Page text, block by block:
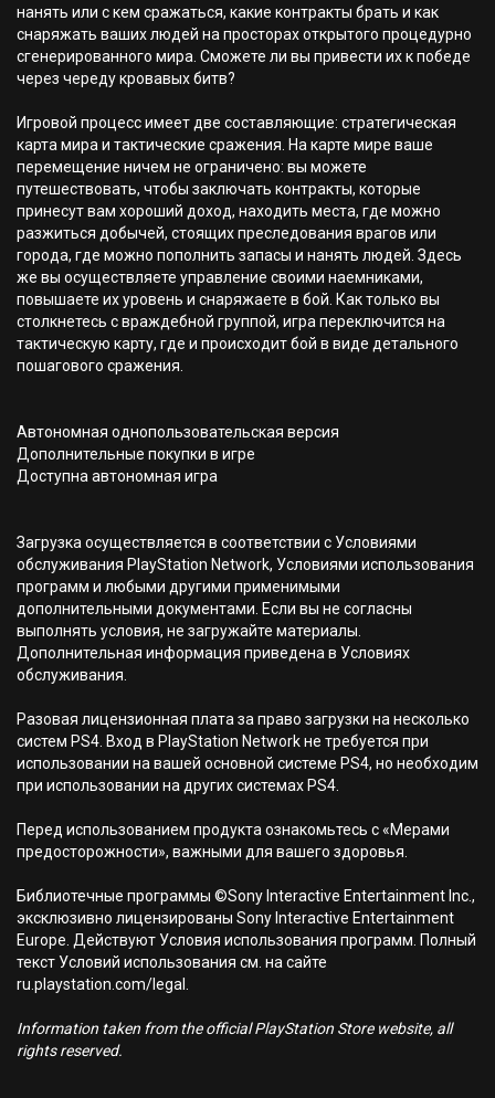
нанять или с кем сражаться, какие контракты брать и как
снаряжать ваших людей на просторах открытого процедурно
сгенерированного мира. Сможете ли вы привести их к победе
через череду кровавых битв?
Игровой процесс имеет две составляющие: стратегическая
карта мира и тактические сражения. На карте мире ваше
перемещение ничем не ограничено: вы можете
путешествовать, чтобы заключать контракты, которые
принесут вам хороший доход, находить места, где можно
разжиться добычей, стоящих преследования врагов или
города, где можно пополнить запасы и нанять людей. Здесь
же вы осуществляете управление своими наемниками,
повышаете их уровень и снаряжаете в бой. Как только вы
столкнетесь с враждебной группой, игра переключится на
тактическую карту, где и происходит бой в виде детального
пошагового сражения.
Автономная однопользовательская версия
Дополнительные покупки в игре
Доступна автономная игра
Загрузка осуществляется в соответствии с Условиями
обслуживания PlayStation Network, Условиями использования
программ и любыми другими применимыми
дополнительными документами. Если вы не согласны
выполнять условия, не загружайте материалы.
Дополнительная информация приведена в Условиях
обслуживания.
Разовая лицензионная плата за право загрузки на несколько
систем PS4. Вход в PlayStation Network не требуется при
использовании на вашей основной системе PS4, но необходим
при использовании на других системах PS4.
Перед использованием продукта ознакомьтесь с «Мерами
предосторожности», важными для вашего здоровья.
Библиотечные программы ©Sony Interactive Entertainment Inc.,
эксклюзивно лицензированы Sony Interactive Entertainment
Europe. Действуют Условия использования программ. Полный
текст Условий использования см. на сайте
ru.playstation.com/legal.
Information taken from the official PlayStation Store website, all
rights reserved.